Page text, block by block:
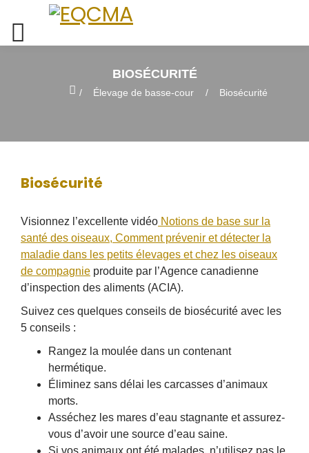
BIOSÉCURITÉ
Élevage de basse-cour Biosécurité
Biosécurité
Visionnez l’excellente vidéo Notions de base sur la
santé des oiseaux, Comment prévenir et détecter la
maladie dans les petits élevages et chez les oiseaux
de compagnie produite par l’Agence canadienne
d’inspection des aliments (ACIA).
Suivez ces quelques conseils de biosécurité avec les
5 conseils :
Rangez la moulée dans un contenant
hermétique.
Éliminez sans délai les carcasses d’animaux
morts.
Asséchez les mares d’eau stagnante et assurez-
vous d’avoir une source d’eau saine.
Si vos animaux ont été malades, n’utilisez pas le